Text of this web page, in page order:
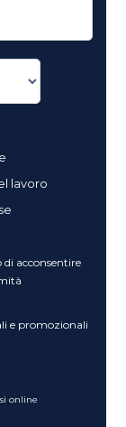
lavoro
di acconsentire
e promozionali
online